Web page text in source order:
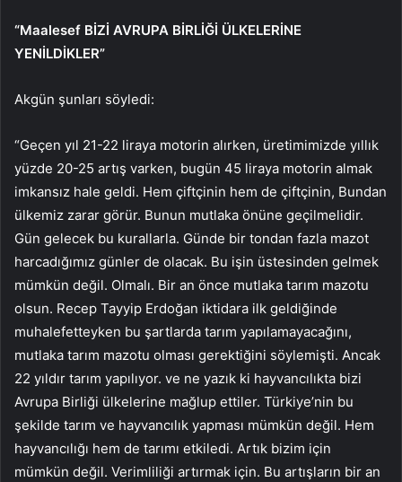
“Maalesef BİZİ AVRUPA BİRLİĞİ ÜLKELERİNE
YENİLDİKLER”
Akgün şunları söyledi:
“Geçen yıl 21-22 liraya motorin alırken, üretimimizde yıllık
yüzde 20-25 artış varken, bugün 45 liraya motorin almak
imkansız hale geldi. Hem çiftçinin hem de çiftçinin, Bundan
ülkemiz zarar görür. Bunun mutlaka önüne geçilmelidir.
Gün gelecek bu kurallarla. Günde bir tondan fazla mazot
harcadığımız günler de olacak. Bu işin üstesinden gelmek
mümkün değil. Olmalı. Bir an önce mutlaka tarım mazotu
olsun. Recep Tayyip Erdoğan iktidara ilk geldiğinde
muhalefetteyken bu şartlarda tarım yapılamayacağını,
mutlaka tarım mazotu olması gerektiğini söylemişti. Ancak
22 yıldır tarım yapılıyor. ve ne yazık ki hayvancılıkta bizi
Avrupa Birliği ülkelerine mağlup ettiler. Türkiye’nin bu
şekilde tarım ve hayvancılık yapması mümkün değil. Hem
hayvancılığı hem de tarımı etkiledi. Artık bizim için
mümkün değil. Verimliliği artırmak için. Bu artışların bir an